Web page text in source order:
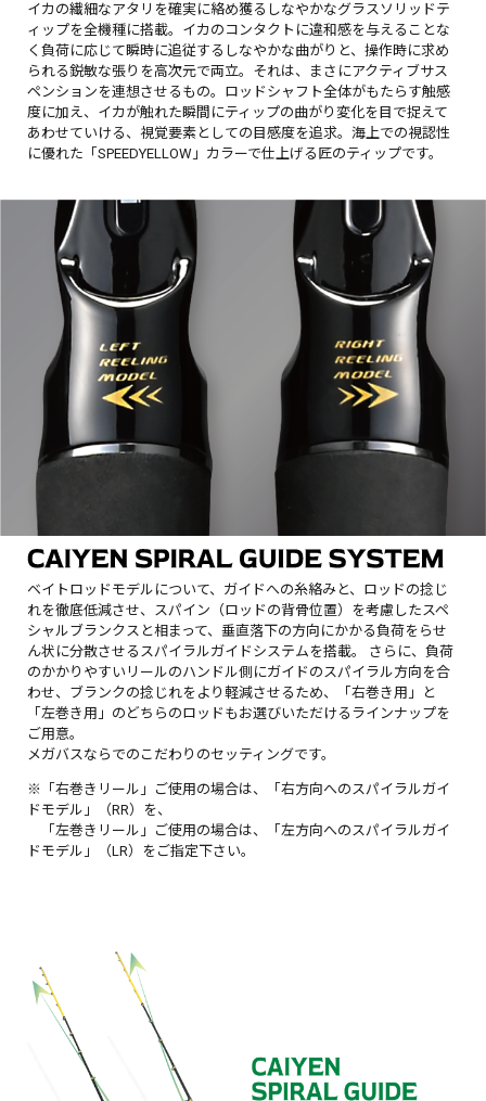
イカの繊細なアタリを確実に絡め獲るしなやかなグラスソリッドテ
ィップを全機種に搭載。イカのコンタクトに違和感を与えることな
く負荷に応じて瞬時に追従するしなやかな曲がりと、操作時に求め
られる鋭敏な張りを高次元で両立。それは、まさにアクティブサス
ペンションを連想させるもの。ロッドシャフト全体がもたらす触感
度に加え、イカが触れた瞬間にティップの曲がり変化を目で捉えて
あわせていける、視覚要素としての目感度を追求。海上での視認性
に優れた「SPEEDYELLOW」カラーで仕上げる匠のティップです。
ベイトロッドモデルについて、ガイドへの糸絡みと、ロッドの捻じ
れを徹底低減させ、スパイン（ロッドの背骨位置）を考慮したスペ
シャルブランクスと相まって、垂直落下の方向にかかる負荷をらせ
ん状に分散させるスパイラルガイドシステムを搭載。 さらに、負荷
のかかりやすいリールのハンドル側にガイドのスパイラル方向を合
わせ、ブランクの捻じれをより軽減させるため、「右巻き用」と
「左巻き用」のどちらのロッドもお選びいただけるラインナップを
ご用意。
メガバスならでのこだわりのセッティングです。
※「右巻きリール」ご使用の場合は、「右方向へのスパイラルガイ
ドモデル」（RR）を、
「左巻きリール」ご使用の場合は、「左方向へのスパイラルガイ
ドモデル」（LR）をご指定下さい。